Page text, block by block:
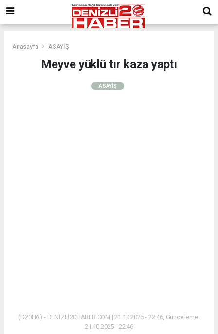
Anasayfa ASAYİŞ
Meyve yüklü tır kaza yaptı
ASAYİŞ
(D20HA) - DENİZLİ20HABER.COM | 21.10.2025 - 22:46, Güncelleme:
21.10.2025 - 22:46